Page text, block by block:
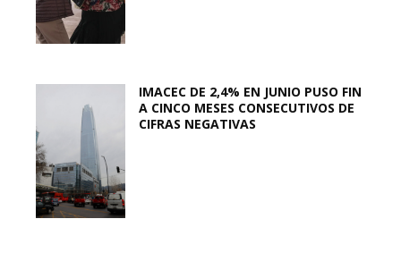
IMACEC DE 2,4% EN JUNIO PUSO FIN
A CINCO MESES CONSECUTIVOS DE
CIFRAS NEGATIVAS